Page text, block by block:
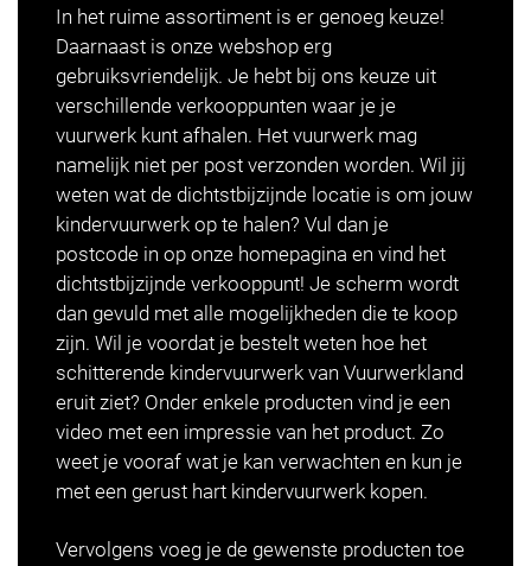
In het ruime assortiment is er genoeg keuze!
Daarnaast is onze webshop erg
gebruiksvriendelijk. Je hebt bij ons keuze uit
verschillende verkooppunten waar je je
vuurwerk kunt afhalen. Het vuurwerk mag
namelijk niet per post verzonden worden. Wil jij
weten wat de dichtstbijzijnde locatie is om jouw
kindervuurwerk op te halen? Vul dan je
postcode in op onze homepagina en vind het
dichtstbijzijnde verkooppunt! Je scherm wordt
dan gevuld met alle mogelijkheden die te koop
zijn. Wil je voordat je bestelt weten hoe het
schitterende kindervuurwerk van Vuurwerkland
eruit ziet? Onder enkele producten vind je een
video met een impressie van het product. Zo
weet je vooraf wat je kan verwachten en kun je
met een gerust hart kindervuurwerk kopen.
Vervolgens voeg je de gewenste producten toe